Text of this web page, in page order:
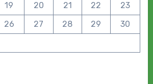
19 20 21 22
23
26 27 28 29
30